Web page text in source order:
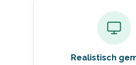
Realistisch